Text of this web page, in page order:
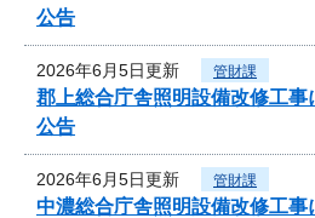
公告
2026年6月5日更新 管財課
郡上総合庁舎照明設備改修工
公告
2026年6月5日更新 管財課
中濃総合庁舎照明設備改修工